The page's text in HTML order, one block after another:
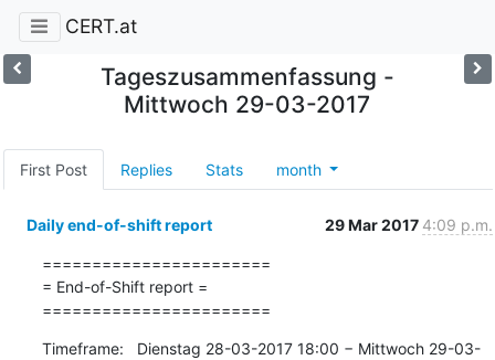
CERT.at
Tageszusammenfassung -
Mittwoch 29-03-2017
First Post Replies Stats month
Daily end-of-shift report 29 Mar 2017 4:09 p.m.
=======================
= End-of-Shift report =
=======================
Timeframe:   Dienstag 28-03-2017 18:00 − Mittwoch 29-03-